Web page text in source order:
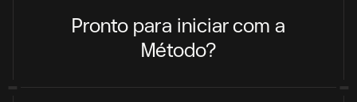
Pronto para iniciar com a
Método?